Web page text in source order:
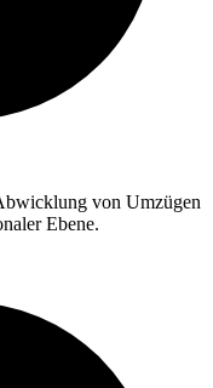
von Umzügen
Ebene.